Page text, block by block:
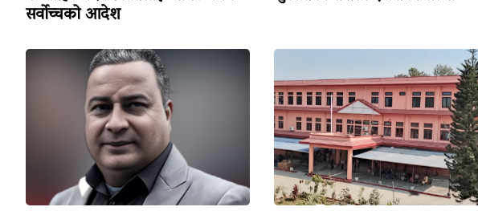
सर्वोच्चको आदेश